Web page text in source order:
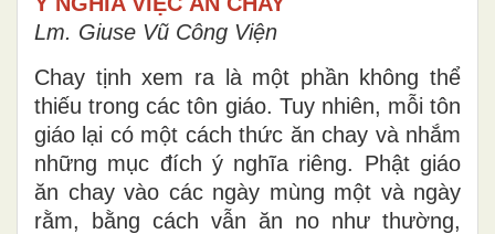
Lm. Giuse Vũ Công Viện
Chay tịnh xem ra là một phần không thể
thiếu trong các tôn giáo. Tuy nhiên, mỗi tôn
giáo lại có một cách thức ăn chay và nhắm
những mục đích ý nghĩa riêng. Phật giáo
ăn chay vào các ngày mùng một và ngày
rằm, bằng cách vẫn ăn no như thường,